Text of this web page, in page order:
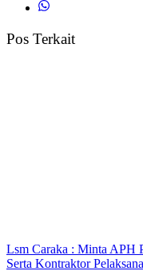
Pos Terkait
Lsm Caraka : Minta APH
Serta Kontraktor